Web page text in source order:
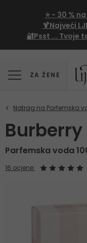
⭐ - 30 %
🍹Najveći
🔐Psst ... Tvoje
ZA ŽENE
Burberry
Parfemska voda
16 ocjene